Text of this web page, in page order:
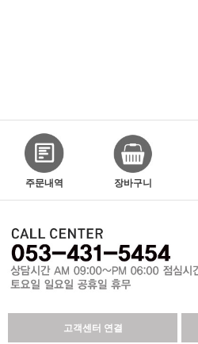
주문내역 장바구니
고객센터 연결